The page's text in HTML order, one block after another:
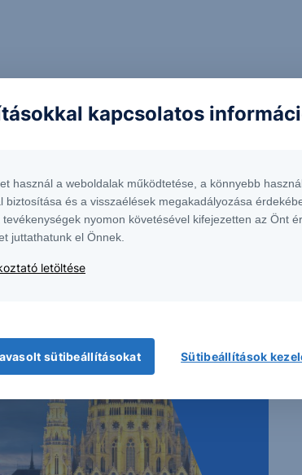
kapcsolatos
használ a weboldalak működtetése, a könnyebb
biztosítása és a visszaélések megakadályozása
nyomon követésével kifejezetten az Önt
juttathatunk el Önnek.
letöltése
sütibeállításokat Sütibeállítások